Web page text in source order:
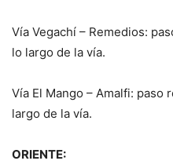
Vía Vegachí – Remedios:
lo largo de la vía.
Vía El Mango – Amalfi:
largo de la vía.
ORIENTE: